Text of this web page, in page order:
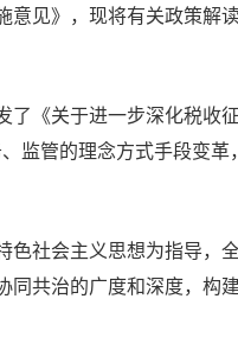
意见》，现将有关政策解读
了《关于进一步深化税收
监管的理念方式手段变
色社会主义思想为指导，
同共治的广度和深度，构